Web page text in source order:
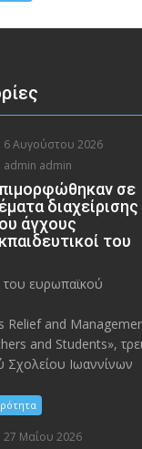
6 Αυγούστου 2026
admin admin
σε
διαχείρισης
άγχους
του
του ευρωπαϊκού
Relief and
and Students»,
Σχολείου Ιωαννίνων
27 Μαΐου 2026